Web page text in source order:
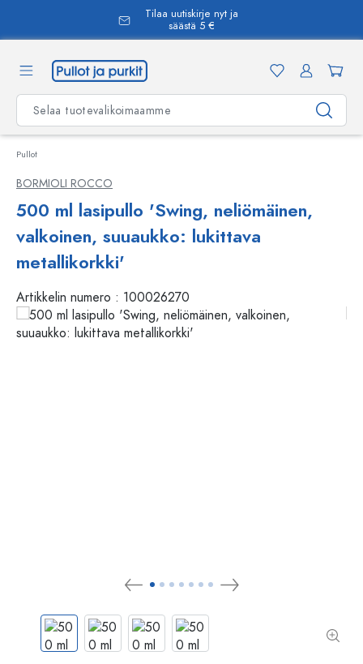
Tilaa uutiskirje nyt ja
säästä 5 €
Pullot
BORMIOLI ROCCO
500 ml lasipullo 'Swing, neliömäinen,
valkoinen, suuaukko: lukittava
metallikorkki'
Artikkelin numero : 100026270